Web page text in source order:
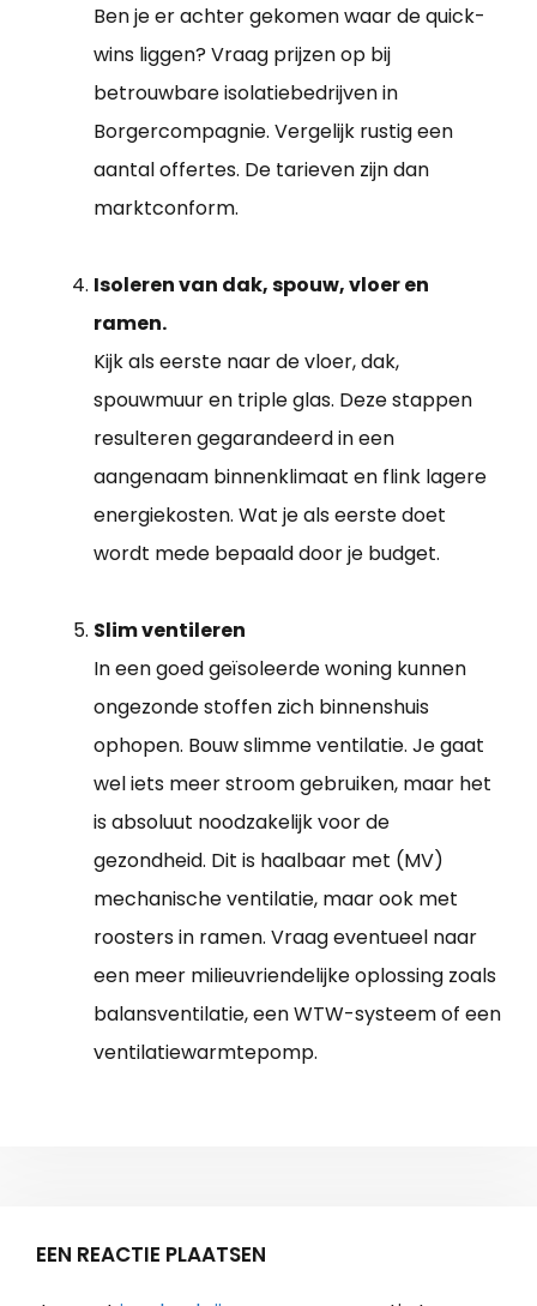
Ben je er achter gekomen waar de quick-
wins liggen? Vraag prijzen op bij
betrouwbare isolatiebedrijven in
Borgercompagnie. Vergelijk rustig een
aantal offertes. De tarieven zijn dan
marktconform.
Isoleren van dak, spouw, vloer en
ramen.
Kijk als eerste naar de vloer, dak,
spouwmuur en triple glas. Deze stappen
resulteren gegarandeerd in een
aangenaam binnenklimaat en flink lagere
energiekosten. Wat je als eerste doet
wordt mede bepaald door je budget.
Slim ventileren
In een goed geïsoleerde woning kunnen
ongezonde stoffen zich binnenshuis
ophopen. Bouw slimme ventilatie. Je gaat
wel iets meer stroom gebruiken, maar het
is absoluut noodzakelijk voor de
gezondheid. Dit is haalbaar met (MV)
mechanische ventilatie, maar ook met
roosters in ramen. Vraag eventueel naar
een meer milieuvriendelijke oplossing zoals
balansventilatie, een WTW-systeem of een
ventilatiewarmtepomp.
EEN REACTIE PLAATSEN